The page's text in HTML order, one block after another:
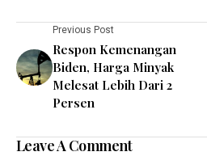
Previous Post
Respon Kemenangan
Biden, Harga Minyak
Melesat Lebih Dari 2
Persen
Leave A Comment